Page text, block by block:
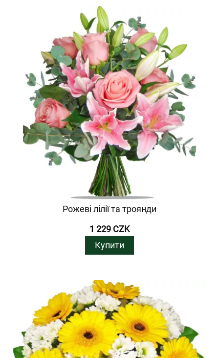
Рожеві лілії та троянди
1 229 CZK
Купити